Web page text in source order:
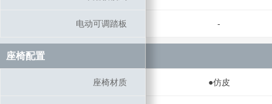
电动可调踏板 -
座椅配置
座椅材质 ●仿皮
电动可调踏板
座椅配置
座椅材质